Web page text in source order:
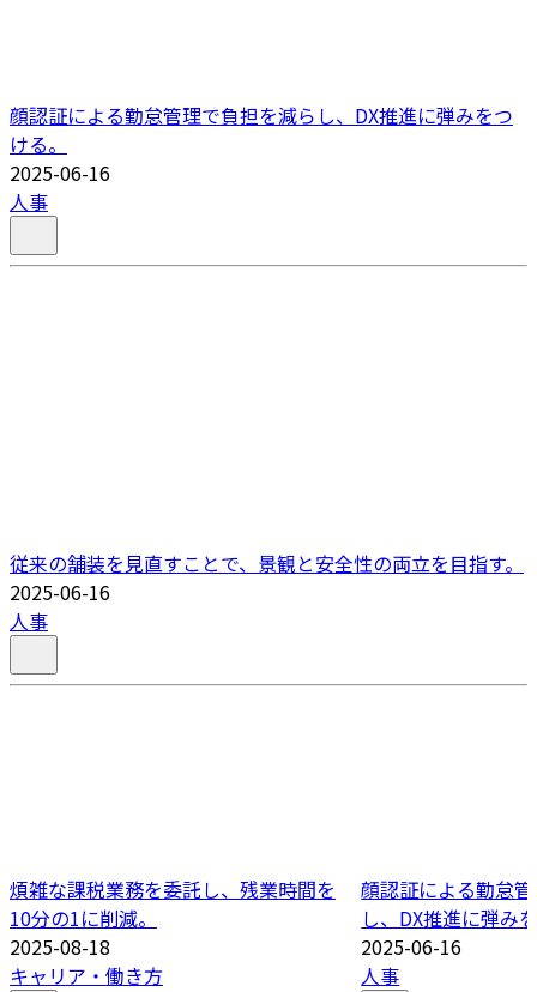
顔認証による勤怠管理で負担を減らし、DX推進に弾みをつ
ける。
2025-06-16
人事
従来の舗装を見直すことで、景観と安全性の両立を目指す。
2025-06-16
人事
煩雑な課税業務を委託し、残業時間を
10分の1に削減。
2025-08-18
キャリア・働き方
顔認証による勤怠
し、DX推進に弾み
2025-06-16
人事